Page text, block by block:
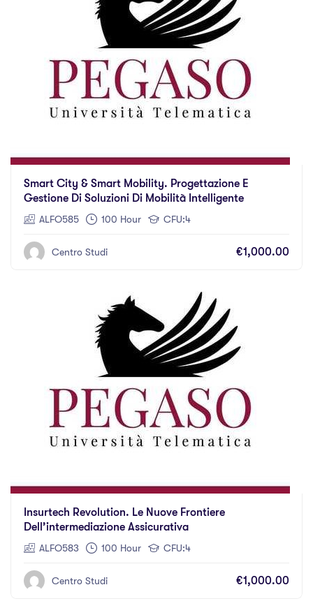
Smart City & Smart Mobility. Progettazione E
Gestione Di Soluzioni Di Mobilità Intelligente
ALFO585 100 Hour CFU:4
Centro Studi €1,000.00
Insurtech Revolution. Le Nuove Frontiere
Dell’intermediazione Assicurativa
ALFO583 100 Hour CFU:4
Centro Studi €1,000.00